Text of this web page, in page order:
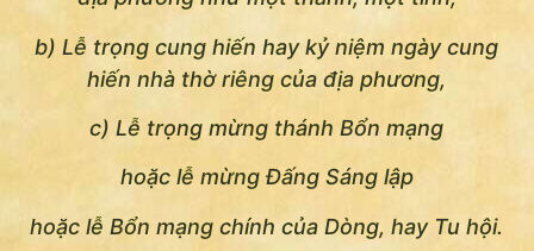
b) Lễ trọng cung hiến hay kỷ niệm ngày cung
hiến nhà thờ riêng của địa phương,
c) Lễ trọng mừng thánh Bổn mạng
hoặc lễ mừng Ðấng Sáng lập
hoặc lễ Bổn mạng chính của Dòng, hay Tu hội.